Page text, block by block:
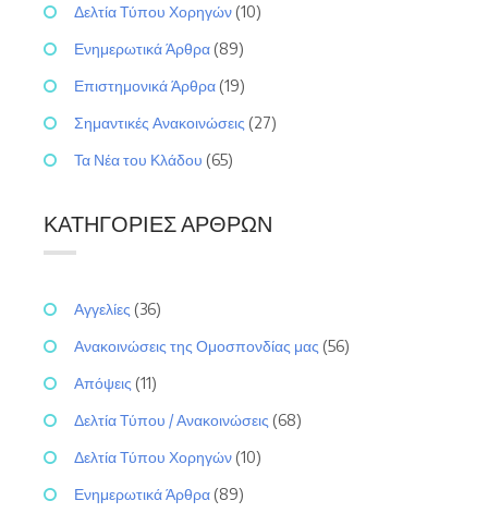
Δελτία Τύπου Χορηγών (10)
Ενημερωτικά Άρθρα (89)
Επιστημονικά Άρθρα (19)
Σημαντικές Ανακοινώσεις (27)
Τα Νέα του Κλάδου (65)
ΚΑΤΗΓΟΡΊΕΣ ΆΡΘΡΩΝ
Αγγελίες (36)
Ανακοινώσεις της Ομοσπονδίας μας (56)
Απόψεις (11)
Δελτία Τύπου / Ανακοινώσεις (68)
Δελτία Τύπου Χορηγών (10)
Ενημερωτικά Άρθρα (89)